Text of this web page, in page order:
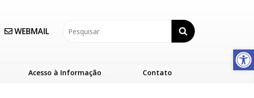
Abrir a barra de ferramentas
WEBMAIL
Acesso à Informação Contato